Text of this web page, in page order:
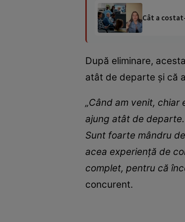
Cât a
După eliminare,
atât de departe și că
„Când am venit,
ajung atât de
Sunt foarte mândru
acea experiență de
complet, pentru că
concurent.